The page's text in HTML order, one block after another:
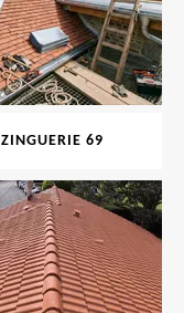
ZINGUERIE 69